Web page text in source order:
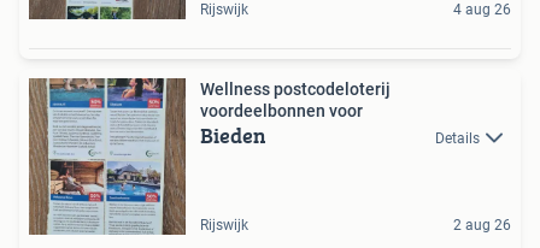
Rijswijk 4 aug 26
Wellness postcodeloterij
voordeelbonnen voor
Bieden Details
Rijswijk 2 aug 26